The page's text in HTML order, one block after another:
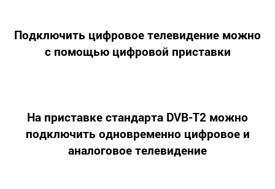
Подключить цифровое телевидение можно
с помощью цифровой приставки
На приставке стандарта DVB-T2 можно
подключить одновременно цифровое и
аналоговое телевидение